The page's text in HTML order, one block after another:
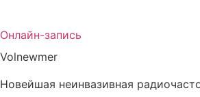
Онлайн-запись
Volnewmer
Новейшая неинвазивная